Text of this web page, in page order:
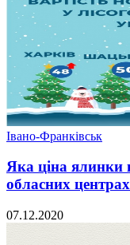
Івано-Франківськ
Яка ціна ялинки
обласних
07.12.2020